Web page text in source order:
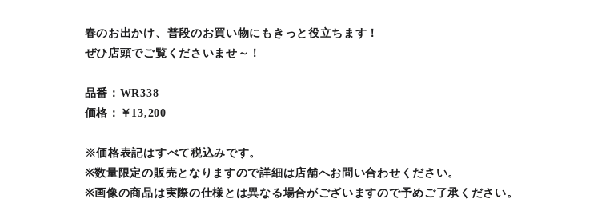
春のお出かけ、普段のお買い物にもきっと役立ちます！
ぜひ店頭でご覧くださいませ～！
品番：WR338
価格：￥13,200
※価格表記はすべて税込みです。
※数量限定の販売となりますので詳細は店舗へお問い合わせください。
※画像の商品は実際の仕様とは異なる場合がございますので予めご了承ください。